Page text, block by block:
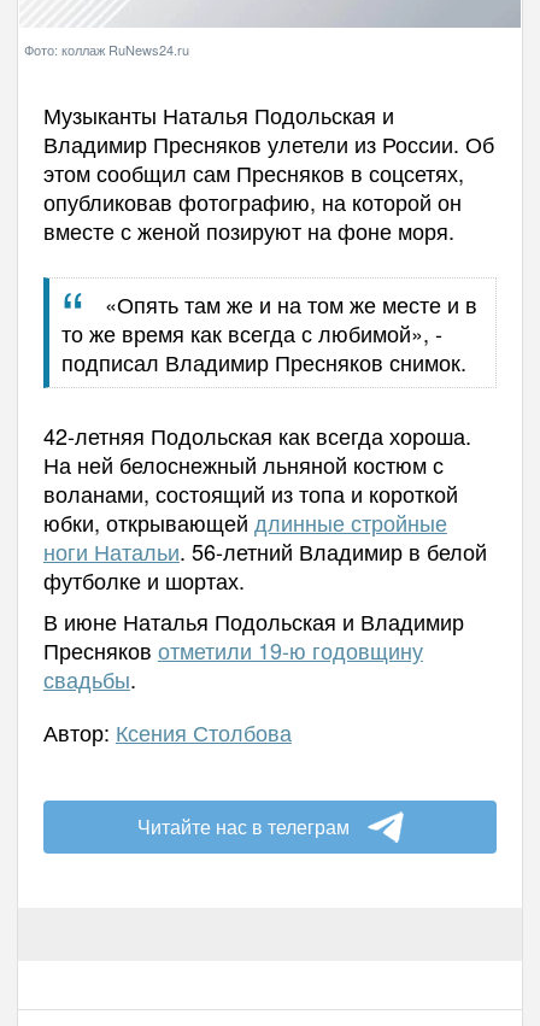
Фото: коллаж RuNews24.ru
Музыканты Наталья Подольская и
Владимир Пресняков улетели из России. Об
этом сообщил сам Пресняков в соцсетях,
опубликовав фотографию, на которой он
вместе с женой позируют на фоне моря.
«Опять там же и на том же месте и в
то же время как всегда с любимой», -
подписал Владимир Пресняков снимок.
42-летняя Подольская как всегда хороша.
На ней белоснежный льняной костюм с
воланами, состоящий из топа и короткой
юбки, открывающей длинные стройные
ноги Натальи. 56-летний Владимир в белой
футболке и шортах.
В июне Наталья Подольская и Владимир
Пресняков отметили 19-ю годовщину
свадьбы.
Автор: Ксения Столбова
Читайте нас в телеграм